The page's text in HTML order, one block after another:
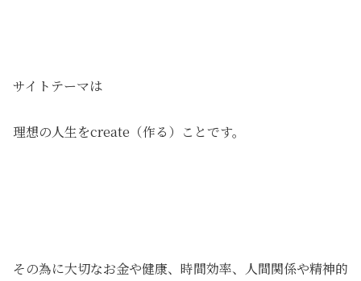
サイトテーマは
理想の人生をcreate（作る）ことです。
その為に大切なお金や健康、時間効率、人間関係や精神的